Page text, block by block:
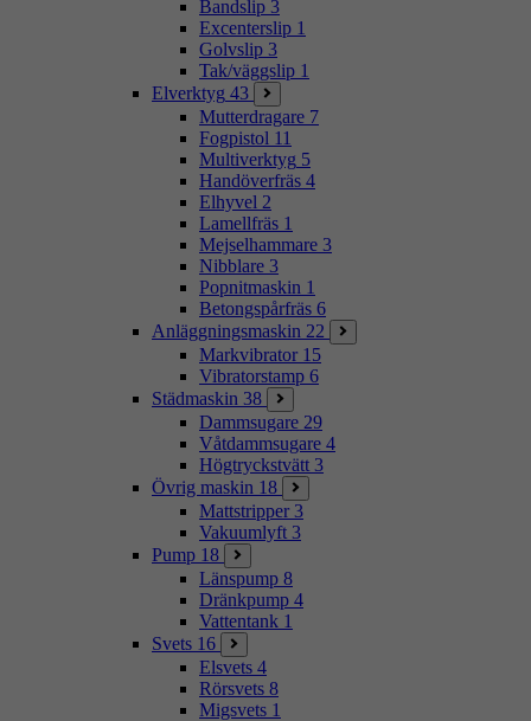
Bandslip 3
Excenterslip 1
Golvslip 3
Tak/väggslip 1
Elverktyg 43
Mutterdragare 7
Fogpistol 11
Multiverktyg 5
Handöverfräs 4
Elhyvel 2
Lamellfräs 1
Mejselhammare 3
Nibblare 3
Popnitmaskin 1
Betongspårfräs 6
Anläggningsmaskin 22
Markvibrator 15
Vibratorstamp 6
Städmaskin 38
Dammsugare 29
Våtdammsugare 4
Högtryckstvätt 3
Övrig maskin 18
Mattstripper 3
Vakuumlyft 3
Pump 18
Länspump 8
Dränkpump 4
Vattentank 1
Svets 16
Elsvets 4
Rörsvets 8
Migsvets 1